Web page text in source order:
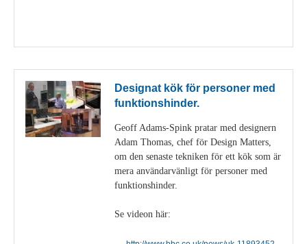
Designat kök för personer med
funktionshinder.
Geoff Adams-Spink pratar med designern
Adam Thomas, chef för Design Matters,
om den senaste tekniken för ett kök som är
mera användarvänligt för personer med
funktionshinder.
Se videon här: